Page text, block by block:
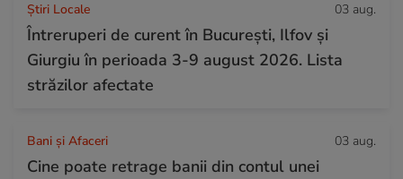
Știri Locale 03 aug.
Întreruperi de curent în București, Ilfov și
Giurgiu în perioada 3-9 august 2026. Lista
străzilor afectate
Bani și Afaceri 03 aug.
Cine poate retrage banii din contul unei